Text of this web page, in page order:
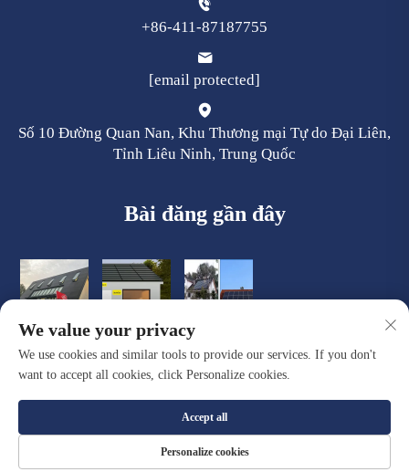
+86-411-87187755
[email protected]
Số 10 Đường Quan Nan, Khu Thương mại Tự do Đại Liên,
Tỉnh Liêu Ninh, Trung Quốc
Bài đăng gần đây
Bản quyền © Công ty TNHH Vật liệu Xây dựng Mới Đại Liên
Quacent. Bảo lưu mọi quyền. | Chính sách bảo mật
We value your privacy
We use cookies and similar tools to provide our services. If you don't
want to accept all cookies, click Personalize cookies.
Personalize cookies
Accept all